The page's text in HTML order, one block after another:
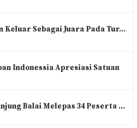
Keluar Sebagai Juara Pada Tur…
Indonessia Apresiasi Satuan
Balai Melepas 34 Peserta …